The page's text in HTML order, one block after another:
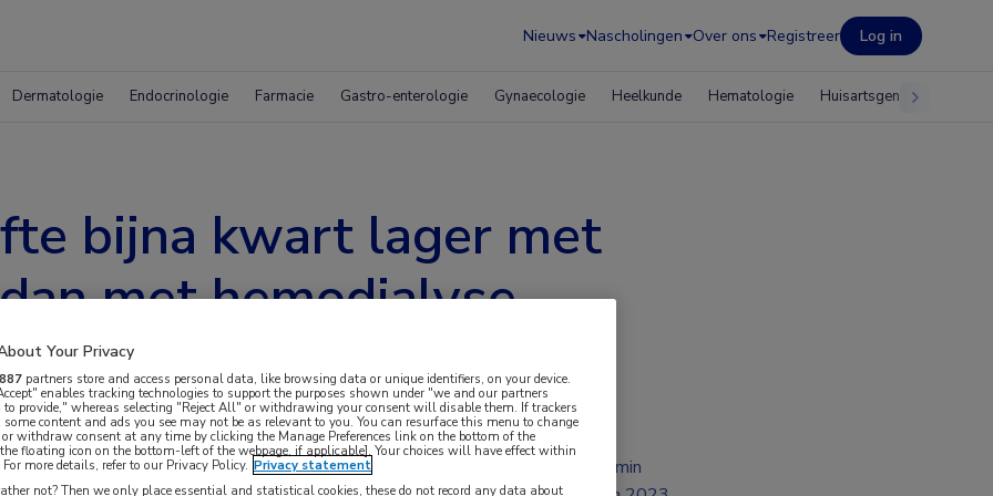
Nieuws Nascholingen Over ons Registreer Log in
Dermatologie Endocrinologie Farmacie Gastro-enterologie Gynaecologie Heelkunde Hematologie Huisartsgeneeskunde
bijna kwart lager met
met hemodialyse
(UMC Utrecht) van de nieuwe resultaten
2 min
Your Privacy
887 partners store and access personal data, like browsing data or unique identifiers, on your device.
enables tracking technologies to support the purposes shown under "we and our partners
to provide," whereas selecting "Reject All" or withdrawing your consent will disable them. If trackers
some content and ads you see may not be as relevant to you. You can resurface this menu to change
or withdraw consent at any time by clicking the Manage Preferences link on the bottom of the
floating icon on the bottom-left of the webpage, if applicable]. Your choices will have effect within
more details, refer to our Privacy Policy. Privacy statement
not? Then we only place essential and statistical cookies, these do not record any data about